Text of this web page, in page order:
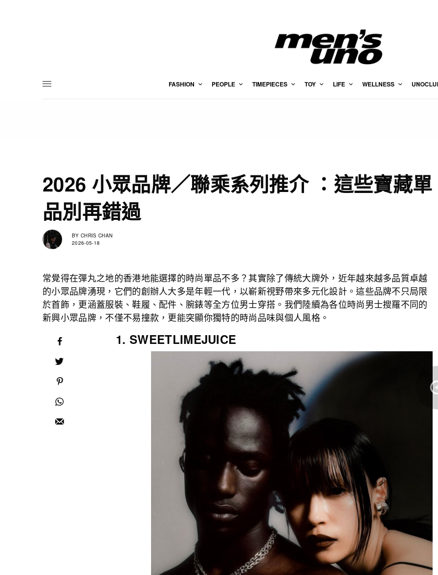
FASHION PEOPLE TIMEPIECES TOY LIFE WELLNESS
2026 小眾品牌／聯乘系列推介 ：這些寶藏單
品別再錯過
BY CHRIS CHAN
2026-05-18
常覺得在彈丸之地的香港地能選擇的時尚單品不多？其實除了傳統大牌外，近年越來越多品質卓越
的小眾品牌湧現，它們的創辦人大多是年輕一代，以嶄新視野帶來多元化設計。這些品牌不只局限
於首飾，更涵蓋服裝、鞋履、配件、腕錶等全方位男士穿搭。我們陸續為各位時尚男士搜羅不同的
新興小眾品牌，不僅不易撞款，更能突顯你獨特的時尚品味與個人風格。
1. SWEETLIMEJUICE